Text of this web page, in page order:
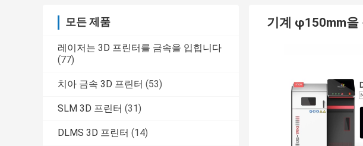
모든 제품
레이저는 3D 프린터를 금속을 입힙니다
(77)
치아 금속 3D 프린터 (53)
SLM 3D 프린터 (31)
DLMS 3D 프린터 (14)
기계 φ150mm을